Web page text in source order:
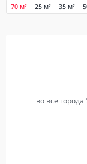
25 м² 35 м²
70 м²
во все